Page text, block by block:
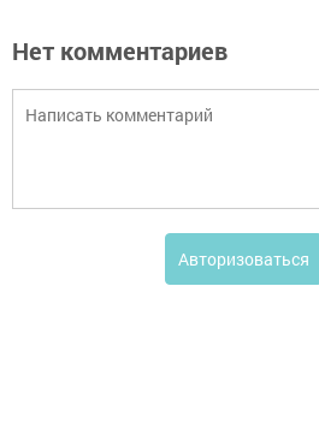
Нет комментариев
Авторизоваться